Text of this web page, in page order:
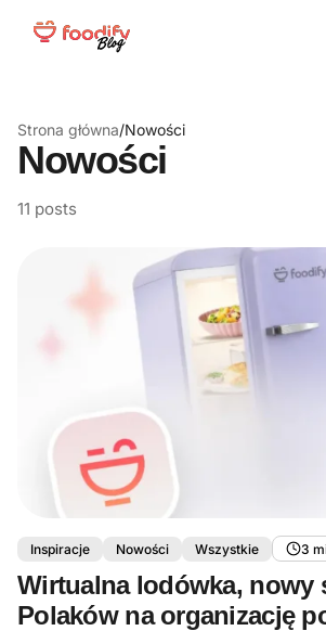
Strona główna/Nowości
Nowości
11 posts
Inspiracje Nowości Wszystkie 3
Wirtualna lodówka, nowy
Polaków na organizację